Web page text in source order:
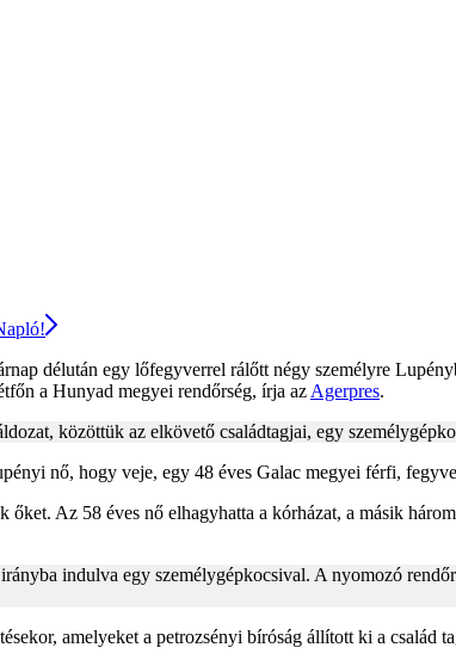
délután egy lőfegyverrel rálőtt négy személyre
a Hunyad megyei rendőrség, írja az Agerpres.
közöttük az elkövető családtagjai, egy
nő, hogy veje, egy 48 éves Galac megyei férfi,
Az 58 éves nő elhagyhatta a kórházat, a másik
indulva egy személygépkocsival. A nyomozó
amelyeket a petrozsényi bíróság állított ki a család